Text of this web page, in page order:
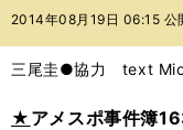
バ
2014年08月19日 06:15 公
三尾圭●協力 text
★ アメスポ事件簿